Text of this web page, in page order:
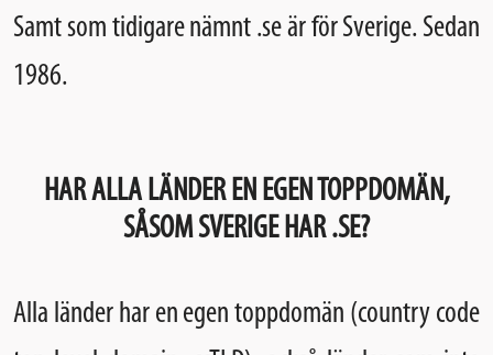
Samt som tidigare nämnt .se är för Sverige. Sedan
1986.
HAR ALLA LÄNDER EN EGEN TOPPDOMÄN,
SÅSOM SVERIGE HAR .SE?
Alla länder har en egen toppdomän (country code